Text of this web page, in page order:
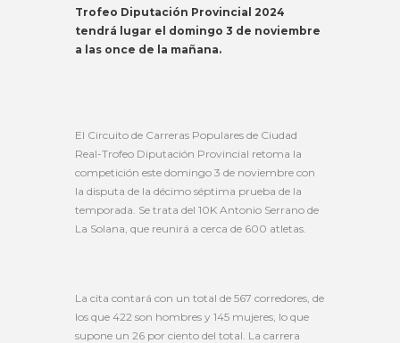
Trofeo Diputación Provincial 2024
tendrá lugar el domingo 3 de noviembre
a las once de la mañana.
El Circuito de Carreras Populares de Ciudad
Real-Trofeo Diputación Provincial retoma la
competición este domingo 3 de noviembre con
la disputa de la décimo séptima prueba de la
temporada. Se trata del 10K Antonio Serrano de
La Solana, que reunirá a cerca de 600 atletas.
La cita contará con un total de 567 corredores, de
los que 422 son hombres y 145 mujeres, lo que
supone un 26 por ciento del total. La carrera